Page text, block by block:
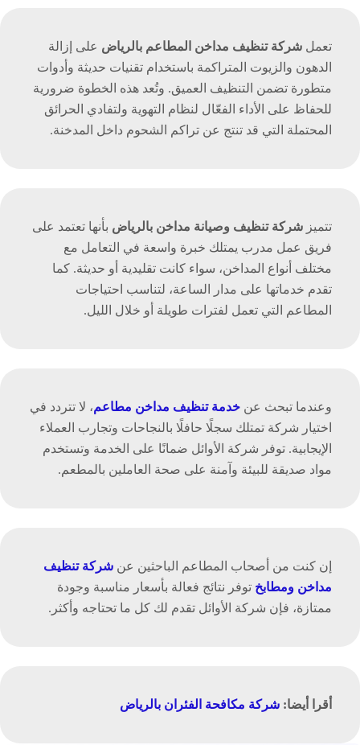
تعمل شركة تنظيف مداخن المطاعم بالرياض على إزالة
الدهون والزيوت المتراكمة باستخدام تقنيات حديثة وأدوات
متطورة تضمن التنظيف العميق. وتُعد هذه الخطوة ضرورية
للحفاظ على الأداء الفعّال لنظام التهوية ولتفادي الحرائق
المحتملة التي قد تنتج عن تراكم الشحوم داخل المدخنة.
تتميز شركة تنظيف وصيانة مداخن بالرياض بأنها تعتمد على
فريق عمل مدرب يمتلك خبرة واسعة في التعامل مع
مختلف أنواع المداخن، سواء كانت تقليدية أو حديثة. كما
تقدم خدماتها على مدار الساعة، لتناسب احتياجات
المطاعم التي تعمل لفترات طويلة أو خلال الليل.
وعندما تبحث عن خدمة تنظيف مداخن مطاعم، لا تتردد في
اختيار شركة تمتلك سجلًا حافلًا بالنجاحات وتجارب العملاء
الإيجابية. توفر شركة الأوائل ضمانًا على الخدمة وتستخدم
مواد صديقة للبيئة وآمنة على صحة العاملين بالمطعم.
إن كنت من أصحاب المطاعم الباحثين عن شركة تنظيف
مداخن ومطابخ توفر نتائج فعالة بأسعار مناسبة وجودة
ممتازة، فإن شركة الأوائل تقدم لك كل ما تحتاجه وأكثر.
أقرا أيضا: شركة مكافحة الفئران بالرياض